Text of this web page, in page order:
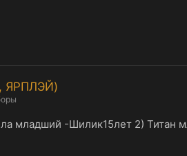
ЯРПЛЭЙ)
младший -Шилик15лет 2) Титан